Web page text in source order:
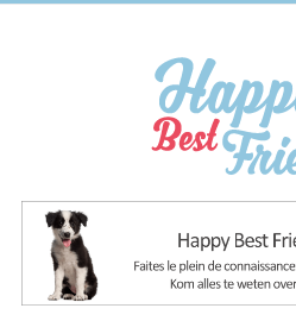
Happy
Best
Friends